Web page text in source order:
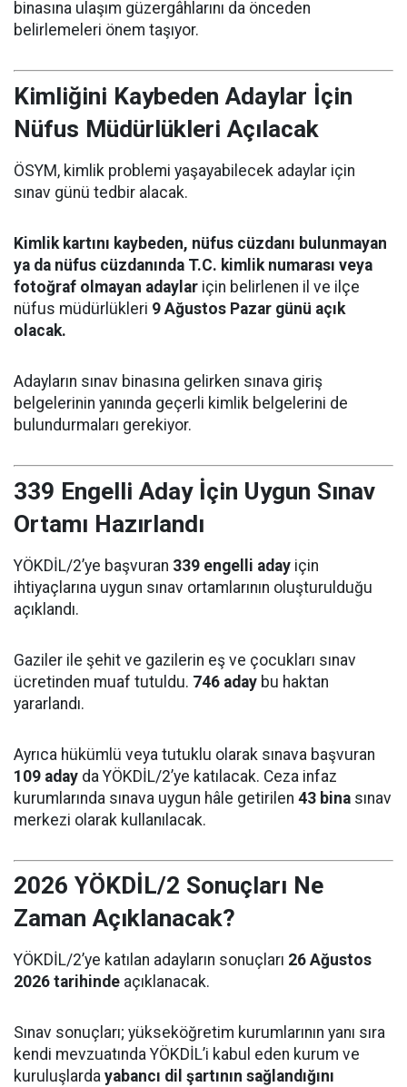
binasına ulaşım güzergâhlarını da önceden
belirlemeleri önem taşıyor.
Kimliğini Kaybeden Adaylar İçin
Nüfus Müdürlükleri Açılacak
ÖSYM, kimlik problemi yaşayabilecek adaylar için
sınav günü tedbir alacak.
Kimlik kartını kaybeden, nüfus cüzdanı bulunmayan
ya da nüfus cüzdanında T.C. kimlik numarası veya
fotoğraf olmayan adaylar için belirlenen il ve ilçe
nüfus müdürlükleri 9 Ağustos Pazar günü açık
olacak.
Adayların sınav binasına gelirken sınava giriş
belgelerinin yanında geçerli kimlik belgelerini de
bulundurmaları gerekiyor.
339 Engelli Aday İçin Uygun Sınav
Ortamı Hazırlandı
YÖKDİL/2’ye başvuran 339 engelli aday için
ihtiyaçlarına uygun sınav ortamlarının oluşturulduğu
açıklandı.
Gaziler ile şehit ve gazilerin eş ve çocukları sınav
ücretinden muaf tutuldu. 746 aday bu haktan
yararlandı.
Ayrıca hükümlü veya tutuklu olarak sınava başvuran
109 aday da YÖKDİL/2’ye katılacak. Ceza infaz
kurumlarında sınava uygun hâle getirilen 43 bina sınav
merkezi olarak kullanılacak.
2026 YÖKDİL/2 Sonuçları Ne
Zaman Açıklanacak?
YÖKDİL/2’ye katılan adayların sonuçları 26 Ağustos
2026 tarihinde açıklanacak.
Sınav sonuçları; yükseköğretim kurumlarının yanı sıra
kendi mevzuatında YÖKDİL’i kabul eden kurum ve
kuruluşlarda yabancı dil şartının sağlandığını